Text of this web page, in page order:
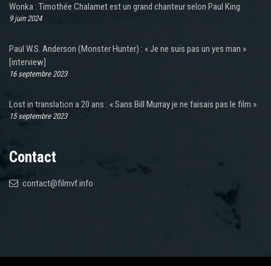
Wonka : Timothée Chalamet est un grand chanteur selon Paul King
9 juin 2024
Paul W.S. Anderson (Monster Hunter) : « Je ne suis pas un yes man »
[interview]
16 septembre 2023
Lost in translation a 20 ans : « Sans Bill Murray je ne faisais pas le film »
15 septembre 2023
Contact
contact@filmvf.info